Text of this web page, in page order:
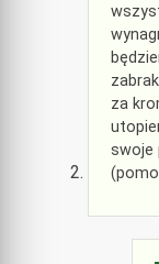
za
swoje